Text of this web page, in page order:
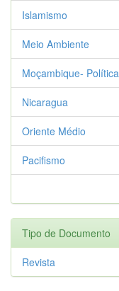
Islamismo
Meio Ambiente
Moçambique- Política
Nicaragua
Oriente Médio
Pacifismo
Tipo de Documento
Revista